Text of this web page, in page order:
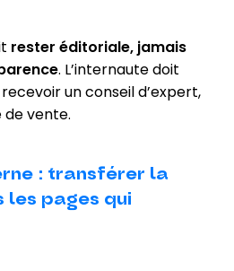
rester éditoriale, jamais
. L’internaute doit
un conseil d’expert,
vente.
: transférer la
les pages qui